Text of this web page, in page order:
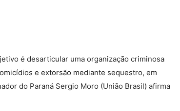
é desarticular uma organização criminosa
e extorsão mediante sequestro, em
do Paraná Sergio Moro (União Brasil) afirma